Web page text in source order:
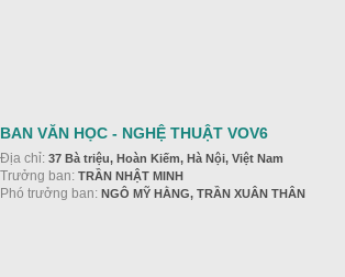
BAN VĂN HỌC - NGHỆ THUẬT VOV6
Địa chỉ: 37 Bà triệu, Hoàn Kiếm, Hà Nội, Việt Nam
Trưởng ban: TRẦN NHẬT MINH
Phó trưởng ban: NGÔ MỸ HẰNG, TRẦN XUÂN THÂN